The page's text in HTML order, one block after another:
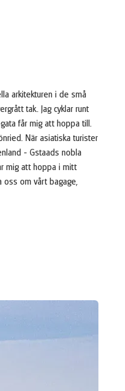
arkitekturen i de små
tak. Jag cyklar runt
får mig att hoppa till.
När asiatiska turister
- Gstaads nobla
mig att hoppa i mitt
oss om vårt bagage,